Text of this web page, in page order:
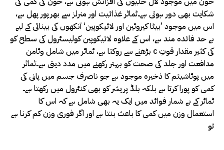
شکایت بھی دور ہوتی ہے۔ٹماٹر غذائیت اور منرلز سے بھرپور پھل ہے،
اس میں موجود ’بیٹا کیروٹین اور لائیکوپین‘ آنکھوں کی بینائی کے لیے
بے حد فائدہ مند ہے، اس کے علاوہ لائیکوپین کولیسٹرول کی سطح کو
بڑھنے سے روکتا ہے، ٹماٹر میں شامل وٹامن c کی کثیر مقدار قوتِ
مدافعت اور جلد کی صحت کو بہتر رکھنے میں مدد دیتی ہے۔ٹماٹر
میں پوٹاشیئم کا ذخیرہ موجود ہے جو ناصرف جسم میں پانی کی
کمی کو پورا کرتا ہے بلکہ بلڈ پریشر کو بھی کنٹرول میں رکھتا ہے۔
ٹماٹر کے بے شمار فوائد میں ایک یہ بھی شامل ہے کہ اس کا
استعمال وزن میں کمی کا باعث بنتا ہے اور اگر فوری وزن کم کرنا ہے
تو